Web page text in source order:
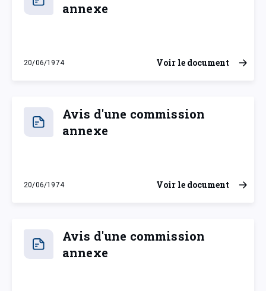
annexe
20/06/1974
jeudi 20 juin 1974
Voir le document
Avis d'une commission
annexe
20/06/1974
jeudi 20 juin 1974
Voir le document
Avis d'une commission
annexe